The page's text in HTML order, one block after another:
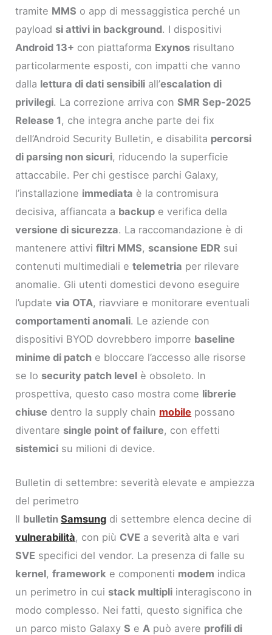
tramite MMS o app di messaggistica perché un
payload si attivi in background. I dispositivi
Android 13+ con piattaforma Exynos risultano
particolarmente esposti, con impatti che vanno
dalla lettura di dati sensibili all’escalation di
privilegi. La correzione arriva conSMR Sep-2025
Release 1, che integra anche parte dei fix
dell’Android Security Bulletin, e disabilita percorsi
di parsing non sicuri, riducendo la superficie
attaccabile. Per chi gestisce parchi Galaxy,
l’installazione immediata è la contromisura
decisiva, affiancata a backup e verifica della
versione di sicurezza. La raccomandazione è di
mantenere attivifiltri MMS, scansione EDR sui
contenuti multimediali etelemetria per rilevare
anomalie. Gli utenti domestici devono eseguire
l’updatevia OTA, riavviare e monitorare eventuali
comportamenti anomali. Le aziende con
dispositivi BYOD dovrebbero imporre baseline
minime di patch e bloccare l’accesso alle risorse
se lo security patch level è obsoleto. In
prospettiva, questo caso mostra come librerie
chiuse dentro la supply chain mobile possano
diventare single point of failure, con effetti
sistemici su milioni di device.
Bulletin di settembre: severità elevate e ampiezza
del perimetro
Il bulletinSamsung di settembre elenca decine di
vulnerabilità, con più CVE a severità alta e vari
SVE specifici del vendor. La presenza di falle su
kernel,framework e componenti modem indica
un perimetro in cui stack multipli interagiscono in
modo complesso. Nei fatti, questo significa che
un parco misto GalaxyS eA può avere profili di